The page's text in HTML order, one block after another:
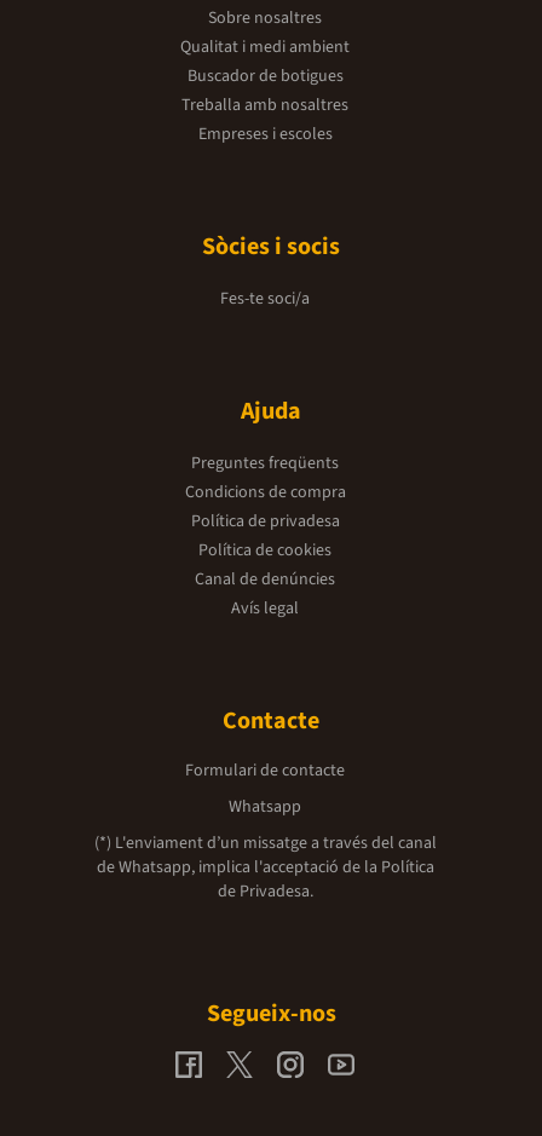
Sobre nosaltres
Qualitat i medi ambient
Buscador de botigues
Treballa amb nosaltres
Empreses i escoles
Sòcies i socis
Fes-te soci/a
Ajuda
Preguntes freqüents
Condicions de compra
Política de privadesa
Política de cookies
Canal de denúncies
Avís legal
Contacte
Formulari de contacte
Whatsapp
(*) L'enviament d’un missatge a través del canal
de Whatsapp, implica l'acceptació de la Política
de Privadesa.
Segueix-nos